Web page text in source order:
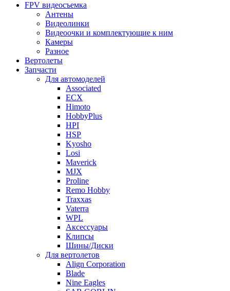
FPV видеосъемка
Антены
Видеолинки
Видеоочки и комплектующие к ним
Камеры
Разное
Вертолеты
Запчасти
Для автомоделей
Associated
ECX
Himoto
HobbyPlus
HPI
HSP
Kyosho
Losi
Maverick
MJX
Proline
Remo Hobby
Traxxas
Vaterra
WPL
Аксессуары
Клипсы
Шины/Диски
Для вертолетов
Align Corporation
Blade
Nine Eagles